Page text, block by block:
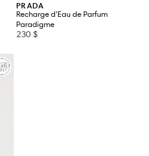
PRADA
Recharge d’Eau de Parfum
Paradigme
230 $